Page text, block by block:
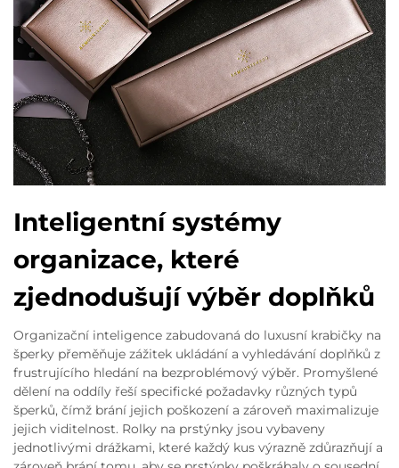
Inteligentní systémy
organizace, které
zjednodušují výběr doplňků
Organizační inteligence zabudovaná do luxusní krabičky na
šperky přeměňuje zážitek ukládání a vyhledávání doplňků z
frustrujícího hledání na bezproblémový výběr. Promyšlené
dělení na oddíly řeší specifické požadavky různých typů
šperků, čímž brání jejich poškození a zároveň maximalizuje
jejich viditelnost. Rolky na prstýnky jsou vybaveny
jednotlivými drážkami, které každý kus výrazně zdůrazňují a